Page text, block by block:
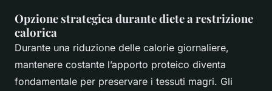
Opzione strategica durante diete a restrizione
calorica
Durante una riduzione delle calorie giornaliere,
mantenere costante l’apporto proteico diventa
fondamentale per preservare i tessuti magri. Gli